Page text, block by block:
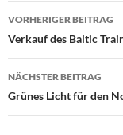
VORHERIGER BEITRAG
Verkauf des Baltic
NÄCHSTER BEITRAG
Grünes Licht für den